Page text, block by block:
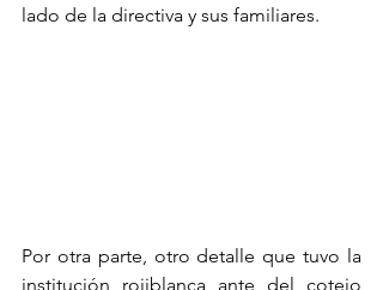
lado de la directiva y sus familiares.
Por otra parte, otro detalle que tuvo la
institución rojiblanca ante del cotejo